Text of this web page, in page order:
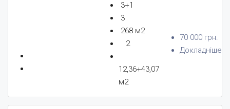
3+1
3
268 м2
2
12,36+43,07
м2
70 000 грн.
Докладніше